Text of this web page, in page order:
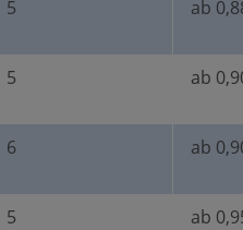
5 ab
5 ab
6 ab
5 ab